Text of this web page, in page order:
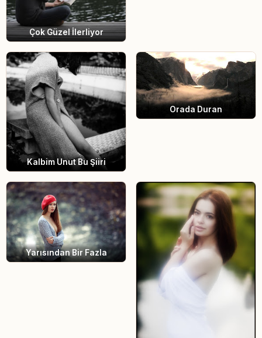
Çok Güzel İlerliyor
Kalbim Unut Bu Şiiri
Orada Duran
Yarısından Bir Fazla